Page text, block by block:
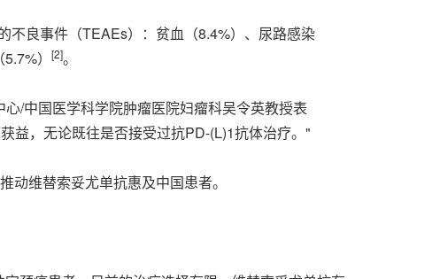
不良事件（TEAEs）：贫血（8.4%）、尿路感染
） [2]。
/中国医学科学院肿瘤医院妇瘤科吴令英教授表
益，无论既往是否接受过抗PD-(L)1抗体治疗。"
动维替索妥尤单抗惠及中国患者。